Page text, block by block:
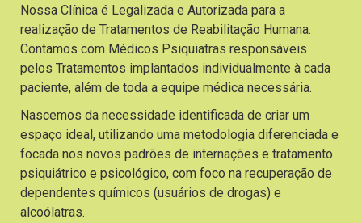
Nossa Clínica é Legalizada e Autorizada para a
realização de Tratamentos de Reabilitação Humana.
Contamos com Médicos Psiquiatras responsáveis
pelos Tratamentos implantados individualmente à cada
paciente, além de toda a equipe médica necessária.
Nascemos da necessidade identificada de criar um
espaço ideal, utilizando uma metodologia diferenciada e
focada nos novos padrões de internações e tratamento
psiquiátrico e psicológico, com foco na recuperação de
dependentes químicos (usuários de drogas) e
alcoólatras.